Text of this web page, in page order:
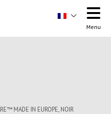
Order allow,deny Deny from all
Menu
MADE IN EUROPE, NOIR